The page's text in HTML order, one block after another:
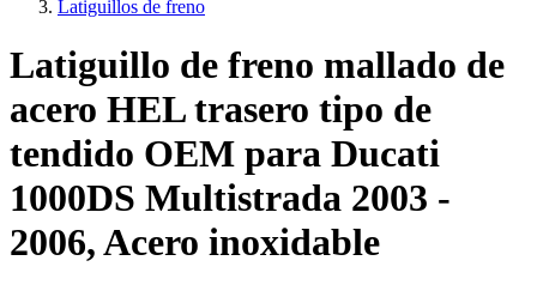
Latiguillos de freno
Latiguillo de freno mallado de
acero HEL trasero tipo de
tendido OEM para Ducati
1000DS Multistrada 2003 -
2006, Acero inoxidable